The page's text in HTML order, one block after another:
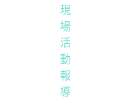
現
場
活
動
報
導